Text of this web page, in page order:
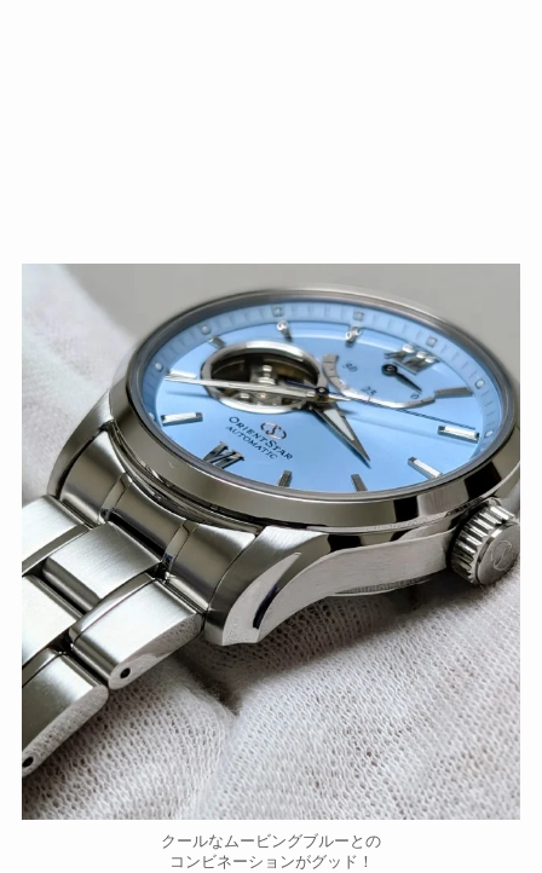
クールなムービングブルーとの
コンビネーションがグッド！